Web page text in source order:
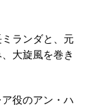
ランダと、元
大旋風を巻き
役のアン・ハ